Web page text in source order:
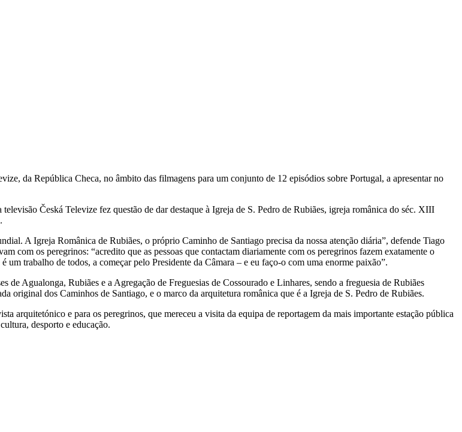
da República Checa, no âmbito das filmagens para um conjunto de 12 episódios sobre Portugal, a apresentar no
Česká Televize fez questão de dar destaque à Igreja de S. Pedro de Rubiães, igreja românica do séc. XIII
A Igreja Românica de Rubiães, o próprio Caminho de Santiago precisa da nossa atenção diária”, defende Tiago
com os peregrinos: “acredito que as pessoas que contactam diariamente com os peregrinos fazem exatamente o
um trabalho de todos, a começar pelo Presidente da Câmara – e eu faço-o com uma enorme paixão”.
de Agualonga, Rubiães e a Agregação de Freguesias de Cossourado e Linhares, sendo a freguesia de Rubiães
original dos Caminhos de Santiago, e o marco da arquitetura românica que é a Igreja de S. Pedro de Rubiães.
arquitetónico e para os peregrinos, que mereceu a visita da equipa de reportagem da mais importante estação pública
desporto e educação.